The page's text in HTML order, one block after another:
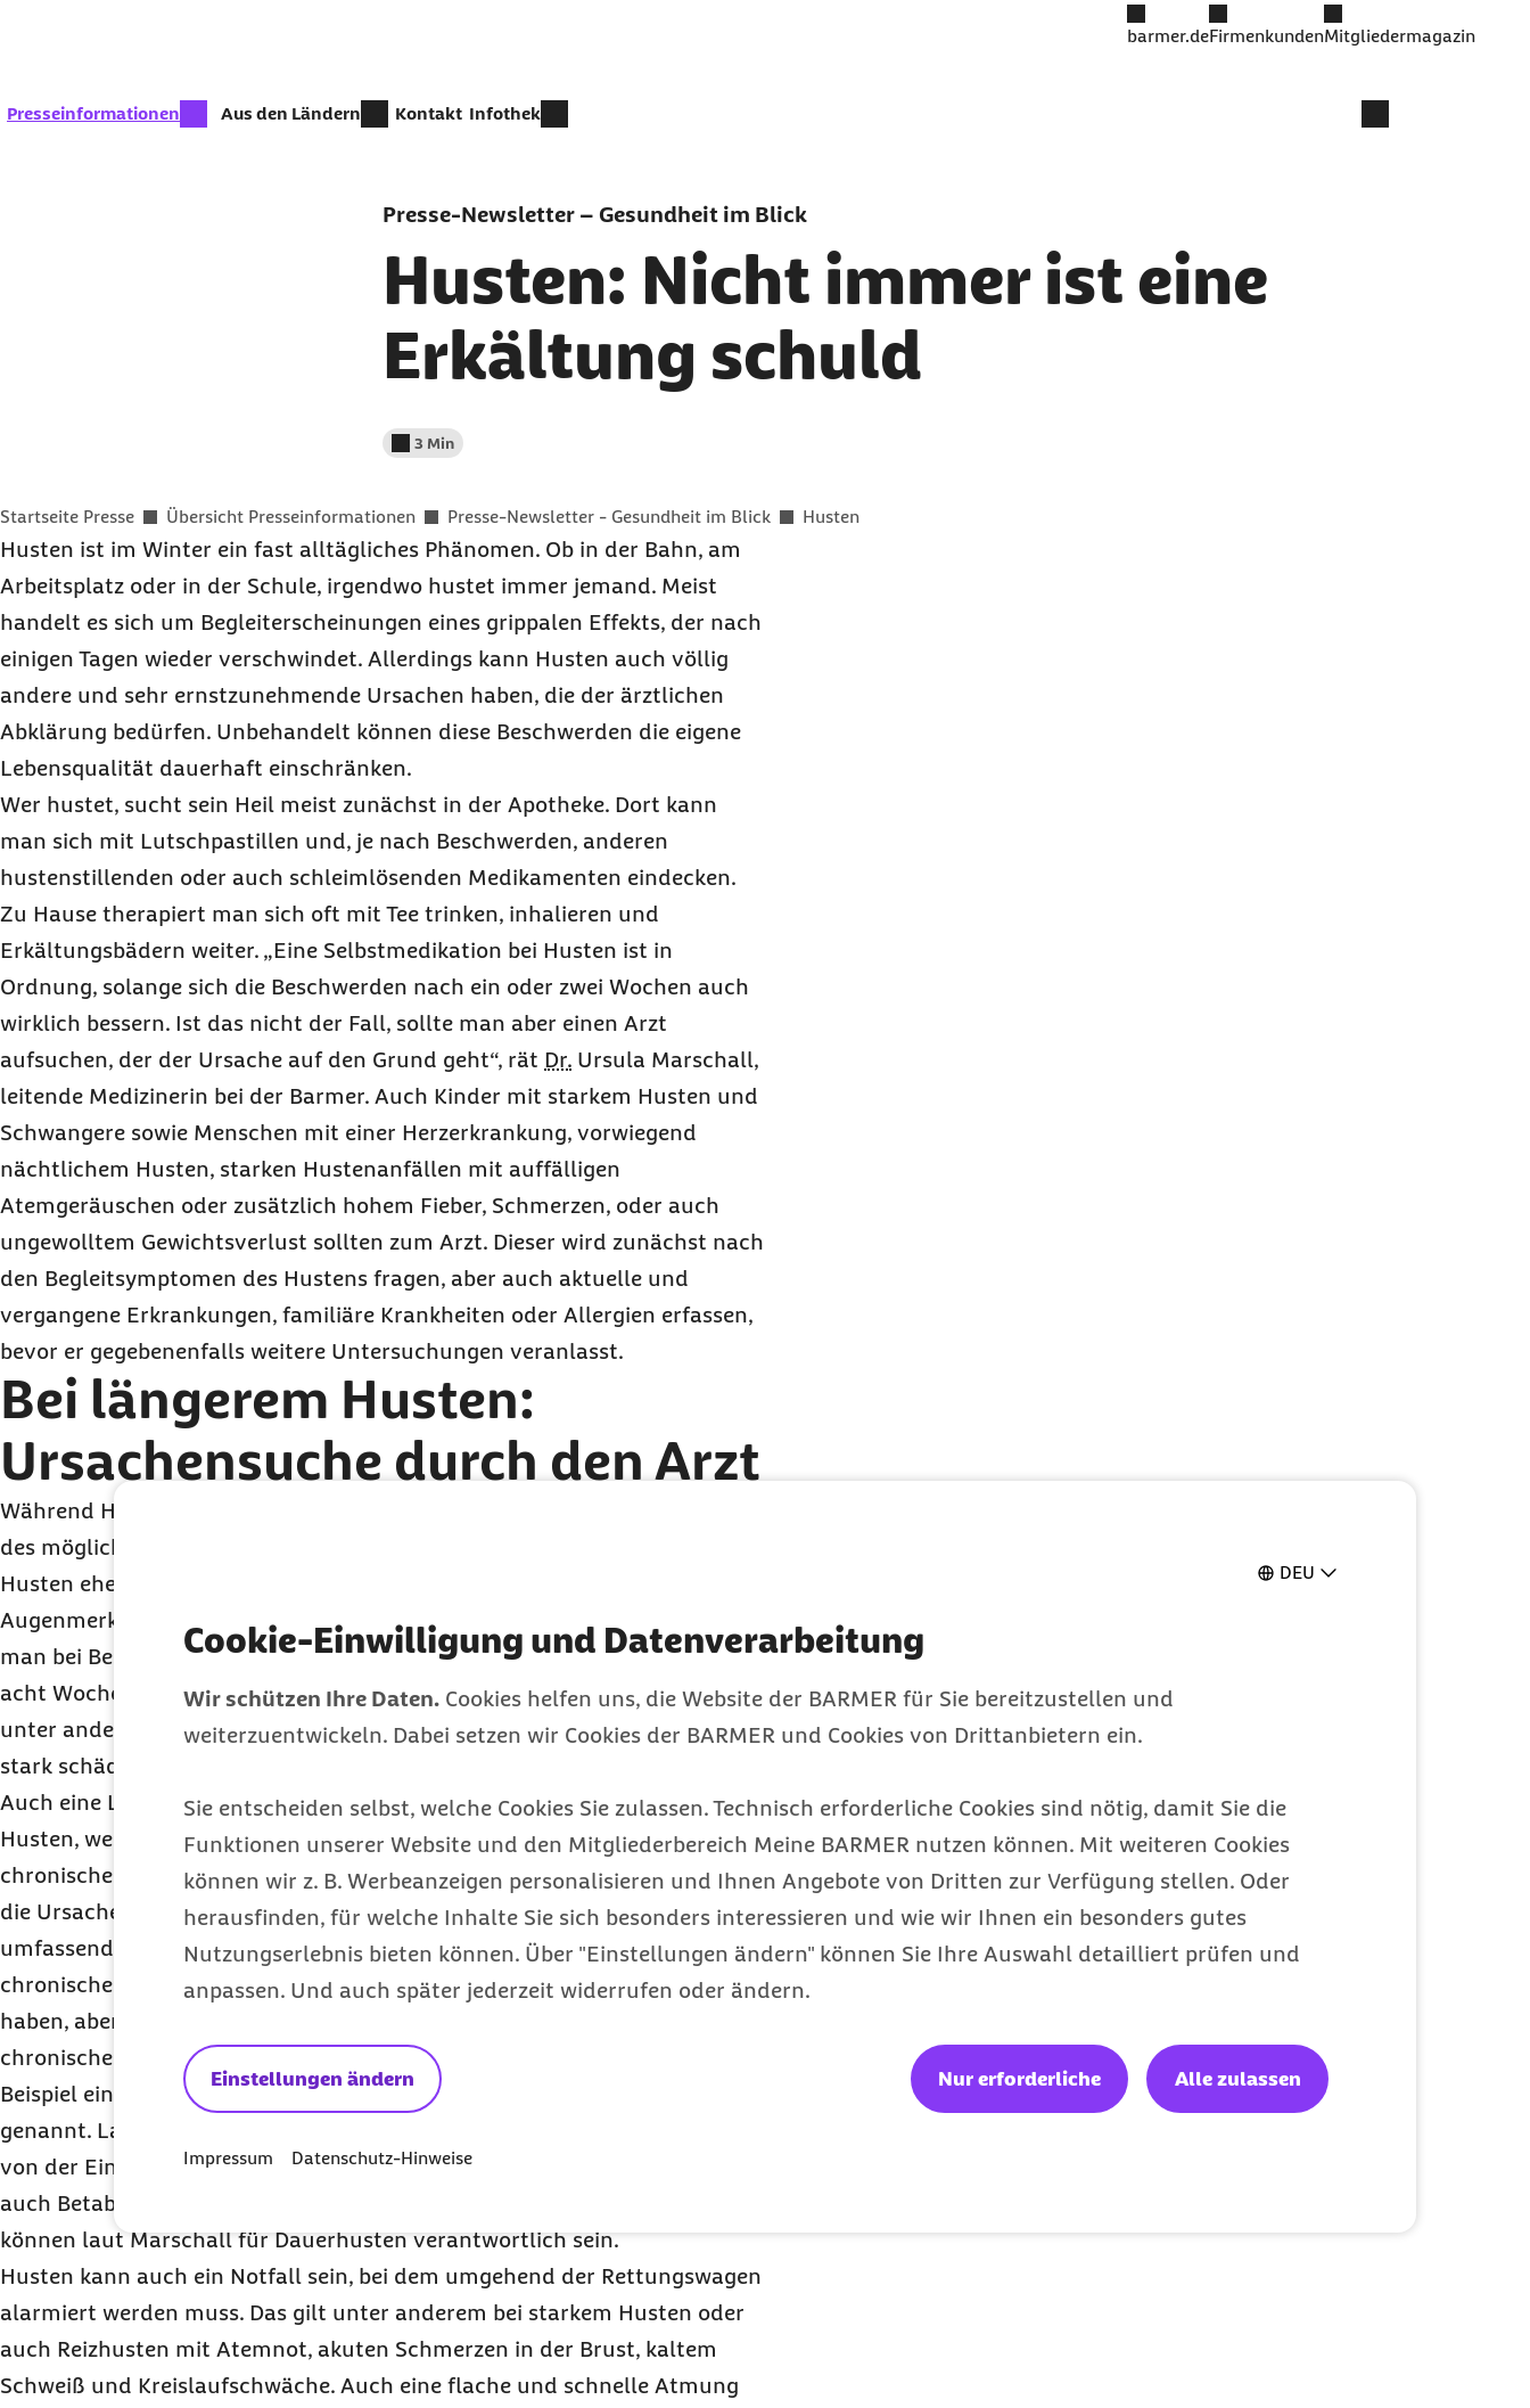
DEU
Cookie-Einwilligung und Datenverarbeitung
Wir schützen Ihre Daten. Cookies helfen uns, die Website der BARMER für Sie bereitzustellen und
weiterzuentwickeln. Dabei setzen wir Cookies der BARMER und Cookies von Drittanbietern ein.
Sie entscheiden selbst, welche Cookies Sie zulassen. Technisch erforderliche Cookies sind nötig, damit Sie die
Funktionen unserer Website und den Mitgliederbereich Meine BARMER nutzen können. Mit weiteren Cookies
können wir z. B. Werbeanzeigen personalisieren und Ihnen Angebote von Dritten zur Verfügung stellen. Oder
herausfinden, für welche Inhalte Sie sich besonders interessieren und wie wir Ihnen ein besonders gutes
Nutzungserlebnis bieten können. Über "Einstellungen ändern" können Sie Ihre Auswahl detailliert prüfen und
anpassen. Und auch später jederzeit widerrufen oder ändern.
Einstellungen ändern Nur erforderliche Alle zulassen
Impressum Datenschutz-Hinweise
barmer.deFirmenkundenMitgliedermagazin
zur Zeit aktiv:
Presseinformationen Aus den Ländern Kontakt Infothek
Presse-Newsletter – Gesundheit im Blick
Husten: Nicht immer ist eine
Erkältung schuld
Lesedauer weniger als
3 Min
Sie befinden sich hier:
Startseite Presse Übersicht Presseinformationen Presse-Newsletter - Gesundheit im Blick Husten
Husten ist im Winter ein fast alltägliches Phänomen. Ob in der Bahn, am
Arbeitsplatz oder in der Schule, irgendwo hustet immer jemand. Meist
handelt es sich um Begleiterscheinungen eines grippalen Effekts, der nach
einigen Tagen wieder verschwindet. Allerdings kann Husten auch völlig
andere und sehr ernstzunehmende Ursachen haben, die der ärztlichen
Abklärung bedürfen. Unbehandelt können diese Beschwerden die eigene
Lebensqualität dauerhaft einschränken.
Wer hustet, sucht sein Heil meist zunächst in der Apotheke. Dort kann
man sich mit Lutschpastillen und, je nach Beschwerden, anderen
hustenstillenden oder auch schleimlösenden Medikamenten eindecken.
Zu Hause therapiert man sich oft mit Tee trinken, inhalieren und
Erkältungsbädern weiter. „Eine Selbstmedikation bei Husten ist in
Ordnung, solange sich die Beschwerden nach ein oder zwei Wochen auch
wirklich bessern. Ist das nicht der Fall, sollte man aber einen Arzt
aufsuchen, der der Ursache auf den Grund geht“, rät Dr. Ursula Marschall,
leitende Medizinerin bei der Barmer. Auch Kinder mit starkem Husten und
Schwangere sowie Menschen mit einer Herzerkrankung, vorwiegend
nächtlichem Husten, starken Hustenanfällen mit auffälligen
Atemgeräuschen oder zusätzlich hohem Fieber, Schmerzen, oder auch
ungewolltem Gewichtsverlust sollten zum Arzt. Dieser wird zunächst nach
den Begleitsymptomen des Hustens fragen, aber auch aktuelle und
vergangene Erkrankungen, familiäre Krankheiten oder Allergien erfassen,
bevor er gegebenenfalls weitere Untersuchungen veranlasst.
Bei längerem Husten:
Ursachensuche durch den Arzt
Während Husten in der Vergangenheit vorrangig nach der Art und Menge
des möglicherweise ausgeworfenen Sekrets eingeteilt wurde, also ob der
Husten eher trocken und verschleimt ist, legen Mediziner inzwischen das
Augenmerk vor allem auf die Dauer. Von einem akuten Husten spricht
man bei Beschwerden bis maximal zwei Wochen. Dauert der Husten bis zu
acht Wochen an, wird er als „subakut“ bezeichnet. Ursache kann dann
unter anderem eine Infektion mit Bakterien sein, die die Schleimhäute
stark schädigen, oder auch eine Ansteckung mit Keuchhustenerregern.
Auch eine Lungenentzündung kann die Ursache sein. Als „chronisch“ gilt
Husten, wenn er länger als acht Wochen anhält. Subakuter und
chronischer Husten sollten immer durch einen Arzt abgeklärt werden, weil
die Ursachen so unterschiedlich sein können. „Nur mithilfe einer
umfassenden Diagnostik kann dem Betroffenen geholfen werden. Ein
chronischer Husten kann beispielweise seinen Ursprung in einem Tumor
haben, aber auch in einer Tuberkulose. Außerdem kann er bei allen
chronischen Atemwegs- und Lungenkrankheiten auftreten, also zum
Beispiel einer chronisch obstruktiven Lungenerkrankung, auch
genannt. Langandauernder Husten kann sogar eine Begleiterscheinung
von der Einnahme bestimmter Medikamente wie
auch Betablockern sein“, erklärt Marschall. Auch Herzerkrankungen
können laut Marschall für Dauerhusten verantwortlich sein.
Husten kann auch ein Notfall sein, bei dem umgehend der Rettungswagen
alarmiert werden muss. Das gilt unter anderem bei starkem Husten oder
auch Reizhusten mit Atemnot, akuten Schmerzen in der Brust, kaltem
Schweiß und Kreislaufschwäche. Auch eine flache und schnelle Atmung